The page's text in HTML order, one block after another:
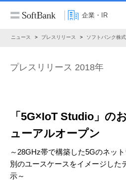
企業・IR
ニュース プレスリリース ソフトバンク株
プレスリリース 2018年
「5G×IoT Studio」の
ューアルオープン
～28GHz帯で構築した5Gのネッ
別のユースケースをイメージした
示～